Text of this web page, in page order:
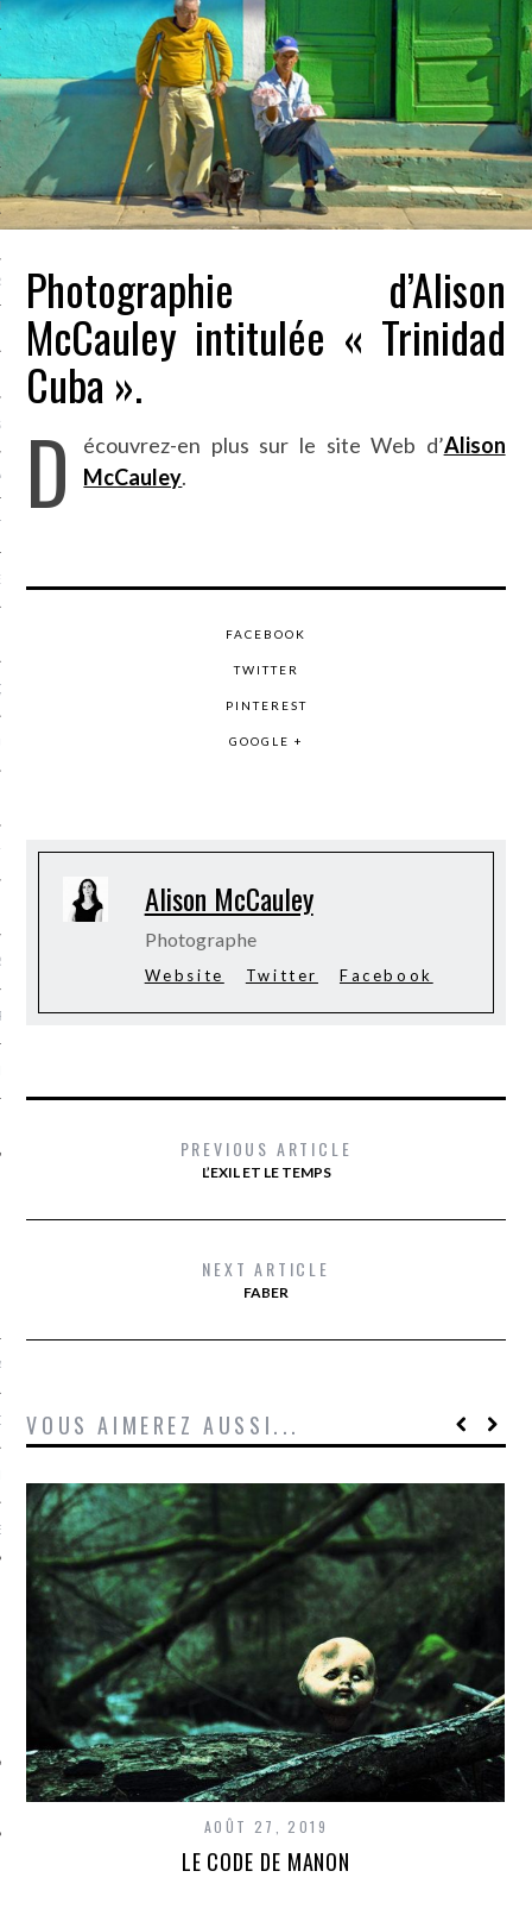
GUERRE
EN VOD
CARAVELLE
PODCAST
SUIVEZ-NOUS
CARAVELLE
Photographie d’Alison
McCauley intitulée « Trinidad
Cuba ».
D écouvrez-en plus sur le site Web d’Alison
McCauley.
FACEBOOK
TWITTER
PINTEREST
GOOGLE +
Alison McCauley
Photographe
Website Twitter Facebook
PREVIOUS ARTICLE
L’EXIL ET LE TEMPS
NEXT ARTICLE
FABER
VOUS AIMEREZ AUSSI...
AOÛT 27, 2019
LE CODE DE MANON